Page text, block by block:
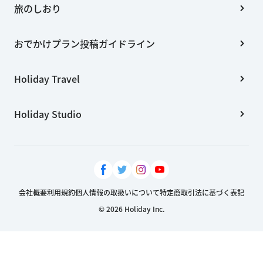
旅のしおり
おでかけプラン投稿ガイドライン
Holiday Travel
Holiday Studio
会社概要利用規約個人情報の取扱いについて特定商取引法に基づく表記
© 2026 Holiday Inc.